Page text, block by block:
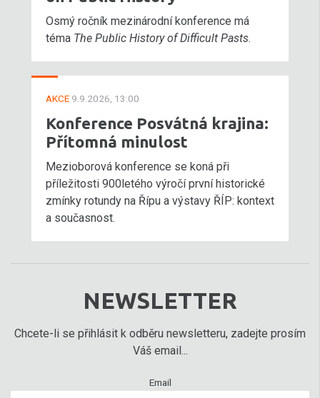
Osmý ročník mezinárodní konference má
téma The Public History of Difficult Pasts.
AKCE 9.9.2026, 13:00
Konference Posvátná krajina:
Přítomná minulost
Mezioborová konference se koná při
příležitosti 900letého výročí první historické
zmínky rotundy na Řípu a výstavy ŘÍP: kontext
a současnost.
NEWSLETTER
Chcete-li se přihlásit k odběru newsletteru, zadejte prosím
Váš email...
Email